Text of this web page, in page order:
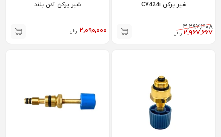
شیر پرکن CV424i
۳,۲۹۷,۴۰۸
۲,۹۶۷,۶۶۷ ریال
شیر پرکن آدن بلند
۲,۰۹۰,۰۰۰ ریال